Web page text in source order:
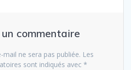
commentaire
mail ne sera pas publiée. Les
sont indiqués avec *